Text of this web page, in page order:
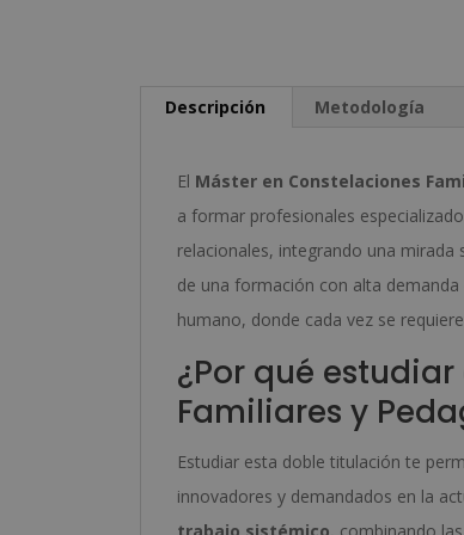
Descripción Metodología
El Máster en Constelaciones
a formar profesionales
relacionales, integrando una
de una formación con alta
humano, donde cada vez se
¿Por qué
Familiares y
Estudiar esta doble titulación te
innovadores y demandados en la